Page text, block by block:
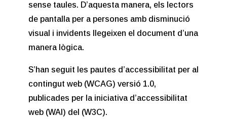
sense taules. D’aquesta manera, els lectors
de pantalla per a persones amb disminució
visual i invidents llegeixen el document d’una
manera lògica.
S’han seguit les pautes d’accessibilitat per al
contingut web (WCAG) versió 1.0,
publicades per la iniciativa d’accessibilitat
web (WAI) del (W3C).